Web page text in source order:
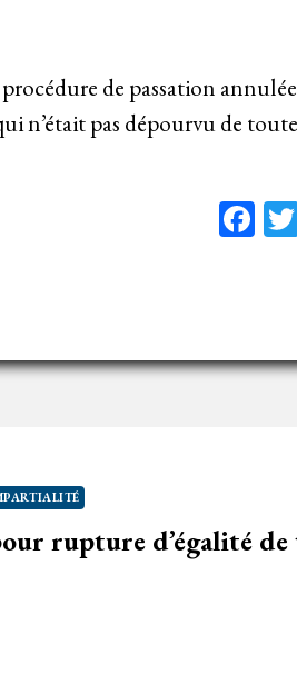
de passation
n’était pas dépourvu de
rupture d’égalité